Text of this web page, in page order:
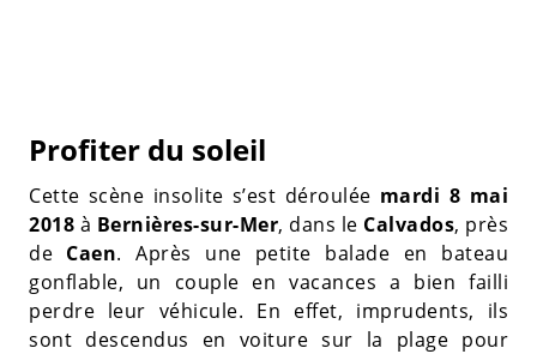
Profiter du soleil
Cette scène insolite s’est déroulée mardi 8 mai
2018 à Bernières-sur-Mer, dans le Calvados, près
de Caen. Après une petite balade en bateau
gonflable, un couple en vacances a bien failli
perdre leur véhicule. En effet, imprudents, ils
sont descendus en voiture sur la plage pour